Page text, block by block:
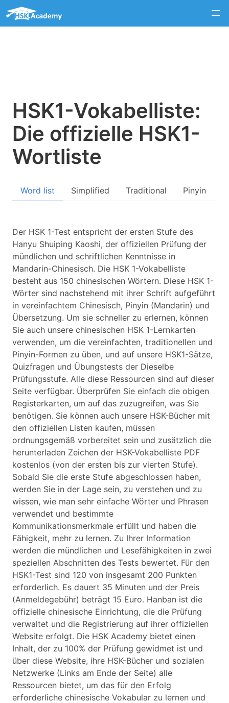
HSK1-Vokabelliste:
Die offizielle HSK1-
Wortliste
Word list Simplified Traditional Pinyin
Der HSK 1-Test entspricht der ersten Stufe des
Hanyu Shuiping Kaoshi, der offiziellen Prüfung der
mündlichen und schriftlichen Kenntnisse in
Mandarin-Chinesisch. Die HSK 1-Vokabelliste
besteht aus 150 chinesischen Wörtern. Diese HSK 1-
Wörter sind nachstehend mit ihrer Schrift aufgeführt
in vereinfachtem Chinesisch, Pinyin (Mandarin) und
Übersetzung. Um sie schneller zu erlernen, können
Sie auch unsere chinesischen HSK 1-Lernkarten
verwenden, um die vereinfachten, traditionellen und
Pinyin-Formen zu üben, und auf unsere HSK1-Sätze,
Quizfragen und Übungstests der Dieselbe
Prüfungsstufe. Alle diese Ressourcen sind auf dieser
Seite verfügbar. Überprüfen Sie einfach die obigen
Registerkarten, um auf das zuzugreifen, was Sie
benötigen. Sie können auch unsere HSK-Bücher mit
den offiziellen Listen kaufen, müssen
ordnungsgemäß vorbereitet sein und zusätzlich die
herunterladen Zeichen der HSK-Vokabelliste PDF
kostenlos (von der ersten bis zur vierten Stufe).
Sobald Sie die erste Stufe abgeschlossen haben,
werden Sie in der Lage sein, zu verstehen und zu
wissen, wie man sehr einfache Wörter und Phrasen
verwendet und bestimmte
Kommunikationsmerkmale erfüllt und haben die
Fähigkeit, mehr zu lernen. Zu Ihrer Information
werden die mündlichen und Lesefähigkeiten in zwei
speziellen Abschnitten des Tests bewertet. Für den
HSK1-Test sind 120 von insgesamt 200 Punkten
erforderlich. Es dauert 35 Minuten und der Preis
(Anmeldegebühr) beträgt 15 Euro. Hanban ist die
offizielle chinesische Einrichtung, die die Prüfung
verwaltet und die Registrierung auf ihrer offiziellen
Website erfolgt. Die HSK Academy bietet einen
Inhalt, der zu 100% der Prüfung gewidmet ist und
über diese Website, ihre HSK-Bücher und sozialen
Netzwerke (Links am Ende der Seite) alle
Ressourcen bietet, um das für den Erfolg
erforderliche chinesische Vokabular zu lernen und